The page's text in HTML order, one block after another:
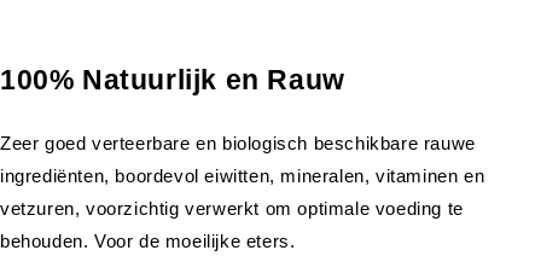
100% Natuurlijk en Rauw
Zeer goed verteerbare en biologisch beschikbare rauwe
ingrediënten, boordevol eiwitten, mineralen, vitaminen en
vetzuren, voorzichtig verwerkt om optimale voeding te
behouden. Voor de moeilijke eters.